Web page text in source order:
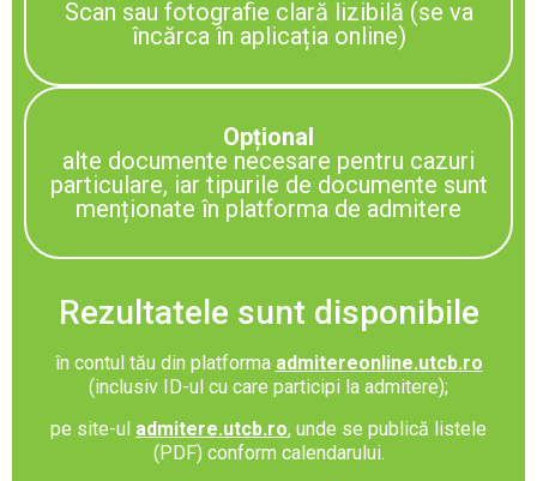
Scan sau fotografie clară lizibilă (se va
încărca în aplicația online)
Opțional
alte documente necesare pentru cazuri
particulare, iar tipurile de documente sunt
menționate în platforma de admitere
Rezultatele sunt disponibile
în contul tău din platforma admitereonline.utcb.ro
(inclusiv ID-ul cu care participi la admitere);
pe site-ul admitere.utcb.ro, unde se publică listele
(PDF) conform calendarului.